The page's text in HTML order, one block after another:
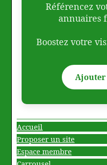
Référencez
annuaires
Boostez votre
Ajouter
Accueil
Proposer un site
Espace membre